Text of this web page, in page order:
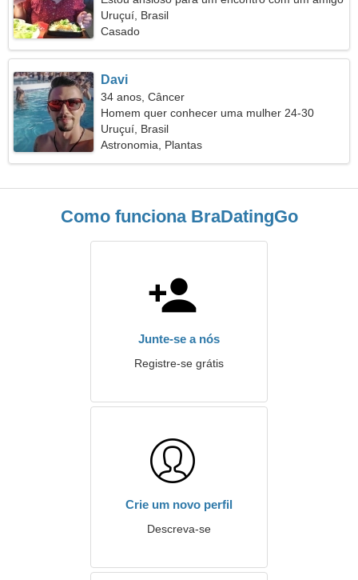
romântico
Uruçuí, Brasil
Casado
Davi
34 anos, Câncer
Homem quer conhecer uma mulher 24-30
Uruçuí, Brasil
Astronomia, Plantas
Como funciona BraDatingGo
Junte-se a nós
Registre-se grátis
Crie um novo perfil
Descreva-se